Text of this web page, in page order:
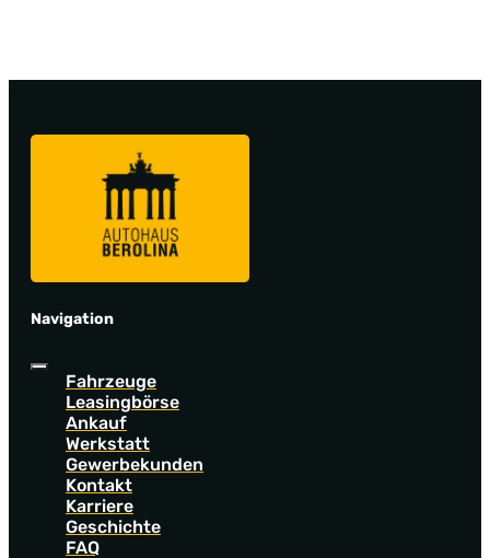
Navigation
Fahrzeuge
Leasingbörse
Ankauf
Werkstatt
Gewerbekunden
Kontakt
Karriere
Geschichte
FAQ